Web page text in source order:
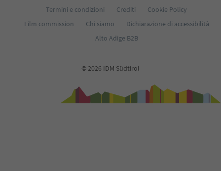
Termini e condizioni
Crediti
Cookie Policy
Film commission
Chi siamo
Dichiarazione di accessibilità
Alto Adige B2B
© 2026 IDM Südtirol